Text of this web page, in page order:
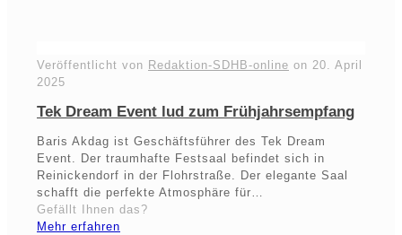
Veröffentlicht von Redaktion-SDHB-online on 20. April
2025
Tek Dream Event lud zum Frühjahrsempfang
Baris Akdag ist Geschäftsführer des Tek Dream
Event. Der traumhafte Festsaal befindet sich in
Reinickendorf in der Flohrstraße. Der elegante Saal
schafft die perfekte Atmosphäre für…
Gefällt Ihnen das?
Mehr erfahren